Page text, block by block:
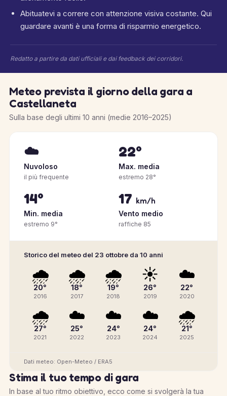
Abituatevi a correre con attenzione visiva costante. Qui
guardare avanti è una forma di risparmio energetico.
Redatto a partire da dati ufficiali e dai feedback dei corridori.
Meteo prevista il giorno della gara a
Castellaneta
Sulla base degli ultimi 10 anni (medie 2016–2025)
☁️
Nuvoloso
il più frequente
22°
Max. media
estremo 28°
14°
Min. media
estremo 9°
17 km/h
Vento medio
raffiche 85
Storico del meteo del 23 ottobre da 10 anni
🌧️
20°
2016
🌧️
18°
2017
🌧️
19°
2018
☀️
26°
2019
☁️
22°
2020
🌧️
27°
2021
☁️
25°
2022
☁️
24°
2023
☁️
24°
2024
🌧️
21°
2025
Dati meteo: Open-Meteo / ERA5
Stima il tuo tempo di gara
In base al tuo ritmo obiettivo, ecco come si svolgerà la tua